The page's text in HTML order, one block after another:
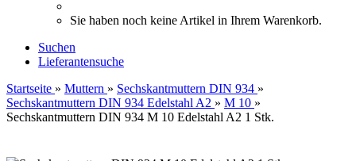
Sie haben noch keine Artikel in Ihrem Warenkorb.
Suchen
Lieferantensuche
Startseite » Muttern » Sechskantmuttern DIN 934 »
Sechskantmuttern DIN 934 Edelstahl A2 » M 10 »
Sechskantmuttern DIN 934 M 10 Edelstahl A2 1 Stk.